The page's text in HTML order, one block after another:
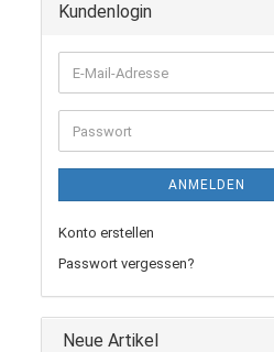
Kundenlogin
E-
Mail-
Adresse
Passwort
ANMELDEN
Konto erstellen
Passwort vergessen?
Neue Artikel